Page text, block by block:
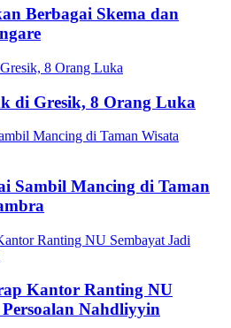
Berbagai Skema dan
di Gresik, 8 Orang Luka
Sambil Mancing di Taman
Kantor Ranting NU
Nahdliyyin